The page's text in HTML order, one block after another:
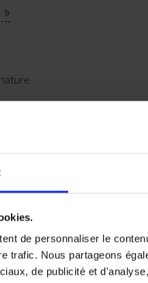
de personnaliser le
trafic. Nous partageons
de publicité et
envies